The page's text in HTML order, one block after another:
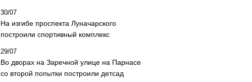
30/07
На изгибе проспекта Луначарского
построили спортивный комплекс
29/07
Во дворах на Заречной улице на Парнасе
со второй попытки построили детсад